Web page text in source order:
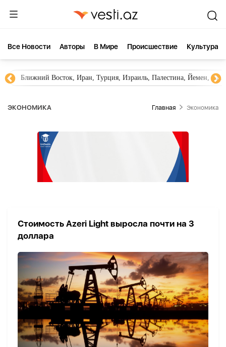
Все Новости Aвторы В Мире Происшествие Культура
Ближний Восток, Иран, Турция, Израиль, Палестина, Йемен,
ЭКОНОМИКА Главная Экономика
Стоимость Azeri Light выросла почти на 3
доллара